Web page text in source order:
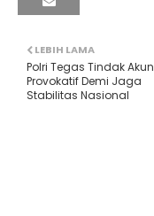
LEBIH LAMA
Polri Tegas Tindak Akun
Provokatif Demi Jaga
Stabilitas Nasional